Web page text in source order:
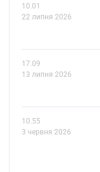
10.01
22 липня 2026
17.09
13 липня 2026
10.55
3 червня 2026